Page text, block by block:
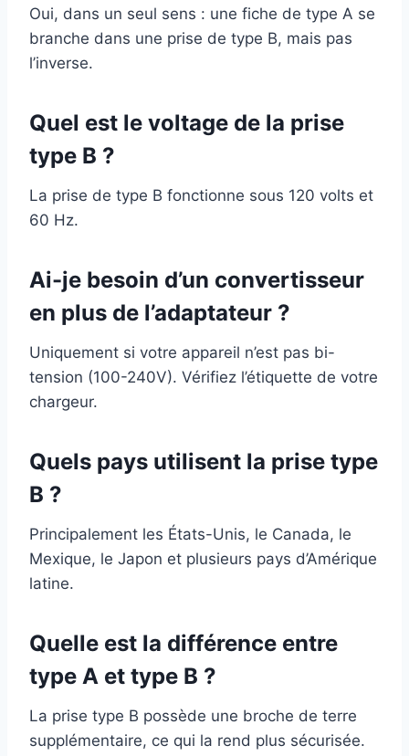
Oui, dans un seul sens : une fiche de type A se
branche dans une prise de type B, mais pas
l’inverse.
Quel est le voltage de la prise
type B ?
La prise de type B fonctionne sous 120 volts et
60 Hz.
Ai-je besoin d’un convertisseur
en plus de l’adaptateur ?
Uniquement si votre appareil n’est pas bi-
tension (100-240V). Vérifiez l’étiquette de votre
chargeur.
Quels pays utilisent la prise type
B ?
Principalement les États-Unis, le Canada, le
Mexique, le Japon et plusieurs pays d’Amérique
latine.
Quelle est la différence entre
type A et type B ?
La prise type B possède une broche de terre
supplémentaire, ce qui la rend plus sécurisée.